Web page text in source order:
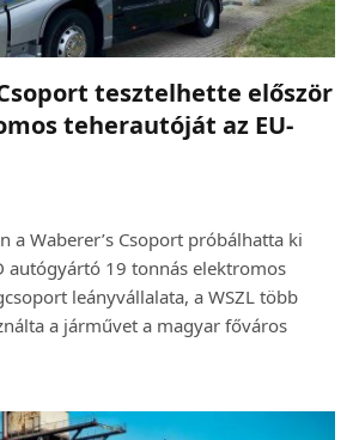
tesztelhette először
teherautóját az EU-
a Waberer’s Csoport próbálhatta ki
autógyártó 19 tonnás elektromos
leányvállalata, a WSZL több
a járművet a magyar főváros